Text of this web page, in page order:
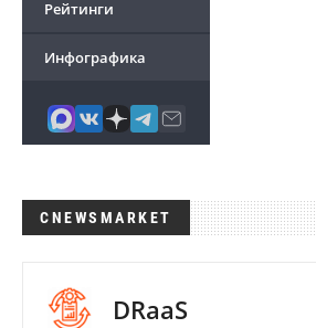
Рейтинги
Инфографика
CNEWSMARKET
DRaaS